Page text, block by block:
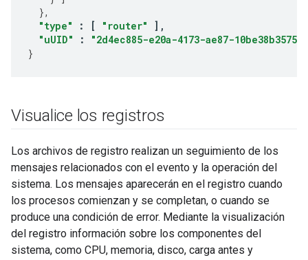
},
"type"
: [ "router"
],
"uUID"
:
"2d4ec885-e20a-4173-ae87-10be38b35750"
}
Visualice los registros
Los archivos de registro realizan un seguimiento de los
mensajes relacionados con el evento y la operación del
sistema. Los mensajes aparecerán en el registro cuando
los procesos comienzan y se completan, o cuando se
produce una condición de error. Mediante la visualización
del registro información sobre los componentes del
sistema, como CPU, memoria, disco, carga antes y